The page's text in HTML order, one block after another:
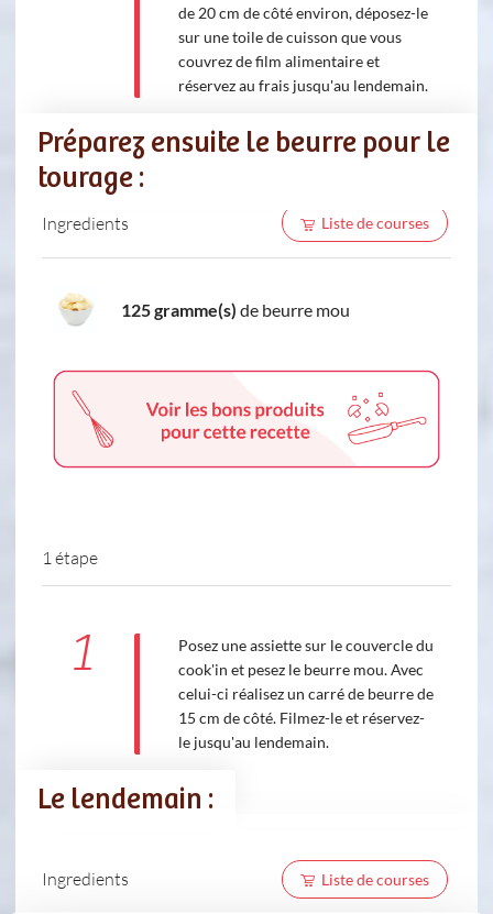
de 20 cm de côté environ, déposez-le
sur une toile de cuisson que vous
couvrez de film alimentaire et
réservez au frais jusqu'au lendemain.
Préparez ensuite le beurre pour le
tourage :
Ingredients Liste de courses
125 gramme(s) de beurre mou
1 étape
1
Posez une assiette sur le couvercle du
cook'in et pesez le beurre mou. Avec
celui-ci réalisez un carré de beurre de
15 cm de côté. Filmez-le et réservez-
le jusqu'au lendemain.
Le lendemain :
Ingredients Liste de courses